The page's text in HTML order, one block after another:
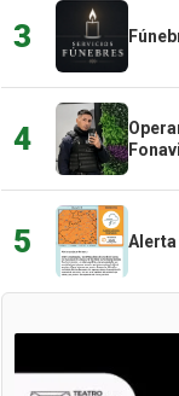
3
4
5 Alerta